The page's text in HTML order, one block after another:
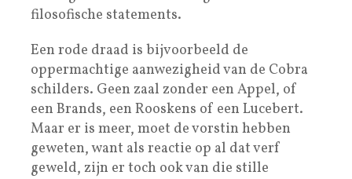
filosofische statements.
Een rode draad is bijvoorbeeld de
oppermachtige aanwezigheid van de Cobra
schilders. Geen zaal zonder een Appel, of
een Brands, een Rooskens of een Lucebert.
Maar er is meer, moet de vorstin hebben
geweten, want als reactie op al dat verf
geweld, zijn er toch ook van die stille